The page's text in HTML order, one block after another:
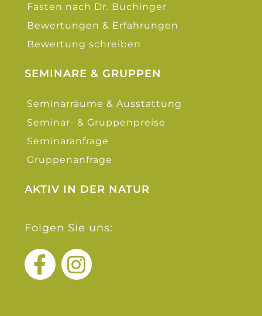
Fasten nach Dr. Buchinger
Bewertungen & Erfahrungen
Bewertung schreiben
SEMINARE & GRUPPEN
Seminarräume & Ausstattung
Seminar- & Gruppenpreise
Seminaranfrage
Gruppenanfrage
AKTIV IN DER NATUR
Folgen Sie uns: